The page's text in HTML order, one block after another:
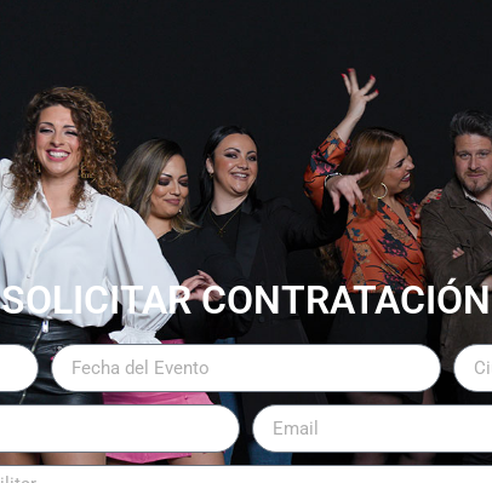
SOLICITAR CONTRATACIÓN